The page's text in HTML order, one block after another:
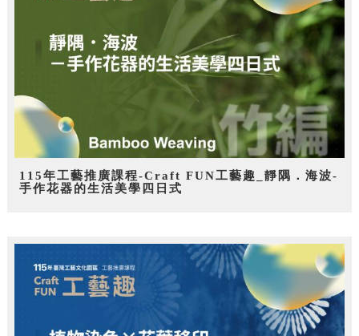
115年工藝推廣課程-Craft FUN工藝趣_靜隅．海波-
手作花器的生活美學四日式